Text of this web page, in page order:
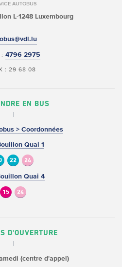
AUTOBUS
L-1248 Luxembourg
4796 2975
: 29 68 08
EN BUS
> Coordonnées
Quai 1
22 24
Quai 4
15 24
D'OUVERTURE
(centre d'appel)